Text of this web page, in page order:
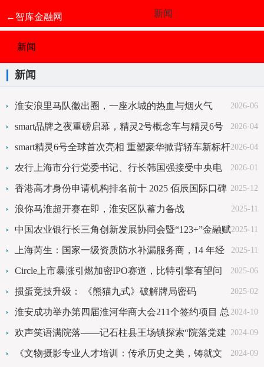
←智库金融网 新闻
新闻
新闻
2026-06
淮安浪里马队徽出圈，一座水城的热血与烟火气
2026-04
smart品牌之夜重磅启幕，精灵2号概念车与精灵6号
全球首秀 2026-04
smart精灵6号全球首次亮相 重塑豪华掀背轿车新标杆
2026-01
农行上海市分行党委书记、行长韩国强接受中央电
视台财经频道专访 2025-12
香港高才身份申请机构排名前十 2025 佰辰国际口碑
与实力位居前列 2025-11
浪你马淮超开赛在即，淮安区队蓄力备战
2025-11
中国农业银行长三角创新发展协同会暨“123+”金融赋
能科技创新专项活动在沪成功举办 2025-11
上海芮生：国家一级资质防水补漏服务商，14 年经
验守护上海及周边房屋安全 2025-06
Circle上市暴涨引燃加密IPO赛道，比特引擎有望问
鼎2026年“比特币挖矿第一股” 2025-02
掼蛋竞技升级： 《熊猫九式》破解牌局密码
2024-10
淮安成功举办第四届淮河华商大会211个签约项目 总
投资1486.4亿元 2024-09
欢声笑语满院落——记石柱县王场镇探索“院落党建
综合体”模式 2024-09
《文物摄影专业人才培训：传承历史之美，铸就文